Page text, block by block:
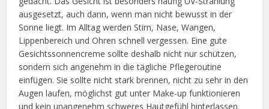
ausgesetzt, auch dann, wenn man nicht bewusst in der
Sonne liegt. Im Alltag werden Stirn, Nase, Wangen,
Lippenbereich und Ohren schnell vergessen. Eine gute
Gesichtssonnencreme sollte deshalb nicht nur schützen,
sondern sich angenehm in die tägliche Pflegeroutine
einfügen. Sie sollte nicht stark brennen, nicht zu sehr in den
Augen laufen, möglichst gut unter Make-up funktionieren
und kein unangenehm schweres Hautgefühl hinterlassen.